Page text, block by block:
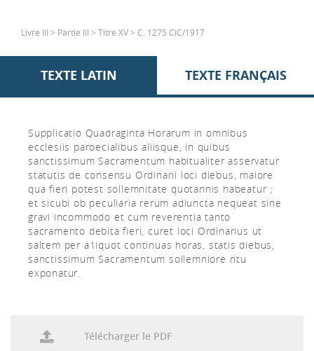
Livre III > Partie III > Titre XV > C. 1275 CIC/1917
TEXTE LATIN TEXTE FRANÇAIS
Supplicatio Quadraginta Horarum in omnibus
ecclesiis paroecialibus aliisque, in quibus
sanctissimum Sacramentum habitualiter asservatur
statutis de consensu Ordinarii loci diebus, maiore
qua fieri potest sollemnitate quotannis habeatur ;
et sicubi ob peculiaria rerum adiuncta nequeat sine
gravi incommodo et cum reverentia tanto
sacramento debita fieri, curet loci Ordinarius ut
saltem per a1iquot continuas horas, statis diebus,
sanctissimum Sacramentum sollemniore ritu
exponatur.
Télécharger le PDF